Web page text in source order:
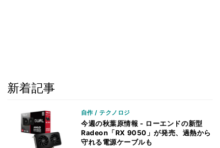
新着記事
自作 / テクノロジ
今週の秋葉原情報 - ローエンドの新型
Radeon「RX 9050」が発売、過熱から
守れる電源ケーブルも